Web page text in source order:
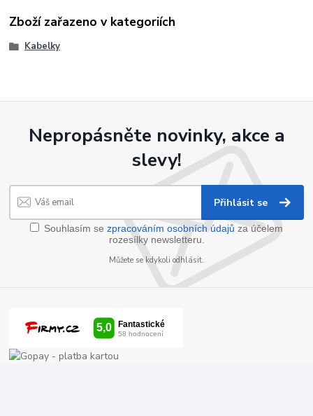
Zboží zařazeno v kategoriích
Kabelky
Nepropásněte novinky, akce a
slevy!
Přihlásit se
Souhlasím se zpracováním osobních údajů za účelem
rozesílky newsletteru.
Můžete se kdykoli odhlásit.